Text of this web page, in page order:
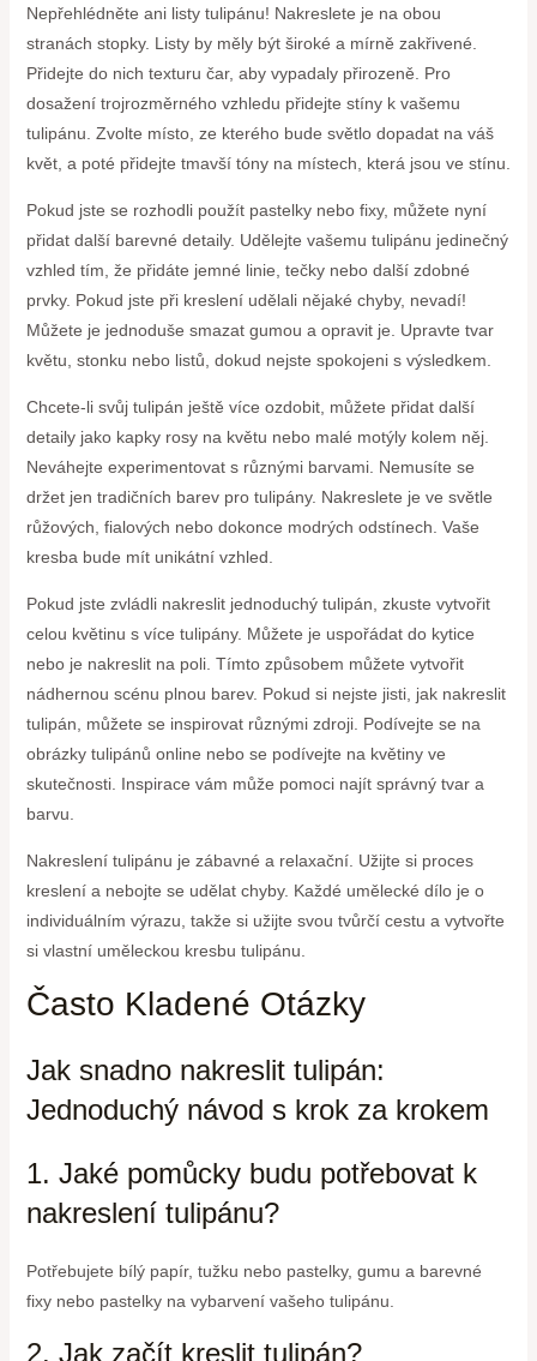
Nepřehlédněte ani listy tulipánu! Nakreslete je na obou
stranách stopky. Listy by měly být široké a mírně zakřivené.
Přidejte do nich texturu čar, aby vypadaly přirozeně. Pro
dosažení trojrozměrného vzhledu přidejte stíny k vašemu
tulipánu. Zvolte místo, ze kterého bude světlo dopadat na váš
květ, a poté přidejte tmavší tóny na místech, která jsou ve stínu.
Pokud jste se rozhodli použít pastelky nebo fixy, můžete nyní
přidat další barevné detaily. Udělejte vašemu tulipánu jedinečný
vzhled tím, že přidáte jemné linie, tečky nebo další zdobné
prvky. Pokud jste při kreslení udělali nějaké chyby, nevadí!
Můžete je jednoduše smazat gumou a opravit je. Upravte tvar
květu, stonku nebo listů, dokud nejste spokojeni s výsledkem.
Chcete-li svůj tulipán ještě více ozdobit, můžete přidat další
detaily jako kapky rosy na květu nebo malé motýly kolem něj.
Neváhejte experimentovat s různými barvami. Nemusíte se
držet jen tradičních barev pro tulipány. Nakreslete je ve světle
růžových, fialových nebo dokonce modrých odstínech. Vaše
kresba bude mít unikátní vzhled.
Pokud jste zvládli nakreslit jednoduchý tulipán, zkuste vytvořit
celou květinu s více tulipány. Můžete je uspořádat do kytice
nebo je nakreslit na poli. Tímto způsobem můžete vytvořit
nádhernou scénu plnou barev. Pokud si nejste jisti, jak nakreslit
tulipán, můžete se inspirovat různými zdroji. Podívejte se na
obrázky tulipánů online nebo se podívejte na květiny ve
skutečnosti. Inspirace vám může pomoci najít správný tvar a
barvu.
Nakreslení tulipánu je zábavné a relaxační. Užijte si proces
kreslení a nebojte se udělat chyby. Každé umělecké dílo je o
individuálním výrazu, takže si užijte svou tvůrčí cestu a vytvořte
si vlastní uměleckou kresbu tulipánu.
Často Kladené Otázky
Jak snadno nakreslit tulipán:
Jednoduchý návod s krok za krokem
1. Jaké pomůcky budu potřebovat k
nakreslení tulipánu?
Potřebujete bílý papír, tužku nebo pastelky, gumu a barevné
fixy nebo pastelky na vybarvení vašeho tulipánu.
2. Jak začít kreslit tulipán?